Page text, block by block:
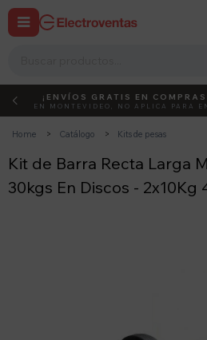

DEBUT
¡ENVÍOS GRATIS EN
EN MONTEVIDEO, NO APLICA PARA
Home Catálogo Kits de pesas
Kit de Barra Recta Larga
30kgs En Discos - 2x10Kg